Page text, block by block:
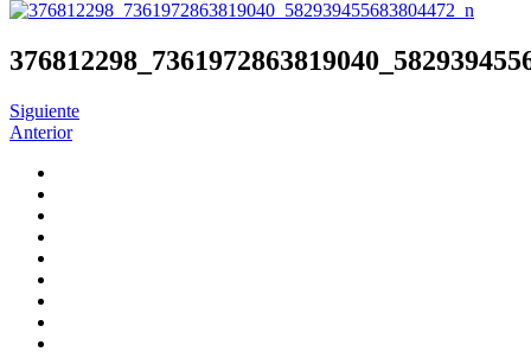
Siguiente
Anterior